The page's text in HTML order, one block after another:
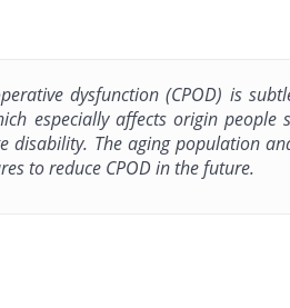
dysfunction (CPOD) is
especially affects origin
The aging population
to reduce CPOD in the future.